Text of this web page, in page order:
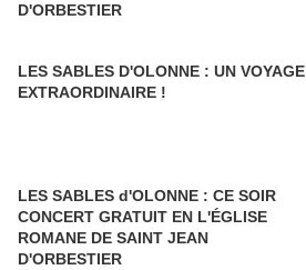
D'ORBESTIER
LES SABLES D'OLONNE : UN VOYAGE
EXTRAORDINAIRE !
LES SABLES d'OLONNE : CE SOIR
CONCERT GRATUIT EN L'ÉGLISE
ROMANE DE SAINT JEAN
D'ORBESTIER